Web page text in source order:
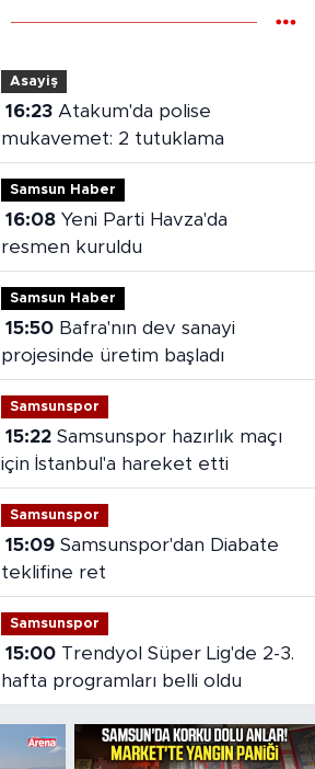
Asayiş
16:23Atakum'da polise
mukavemet: 2 tutuklama
Samsun Haber
16:08Yeni Parti Havza'da
resmen kuruldu
Samsun Haber
15:50Bafra'nın dev sanayi
projesinde üretim başladı
Samsunspor
15:22Samsunspor hazırlık maçı
için İstanbul'a hareket etti
Samsunspor
15:09Samsunspor'dan Diabate
teklifine ret
Samsunspor
15:00Trendyol Süper Lig'de 2-3.
hafta programları belli oldu